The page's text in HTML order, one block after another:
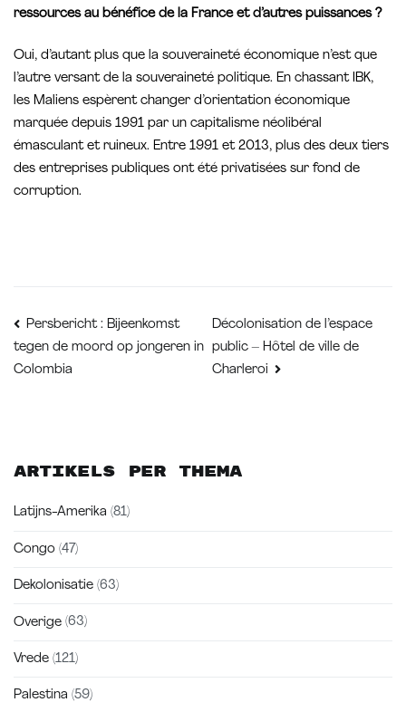
ressources au bénéfice de la France et d’autres puissances ?
Oui, d’autant plus que la souveraineté économique n’est que
l’autre versant de la souveraineté politique. En chassant IBK,
les Maliens espèrent changer d’orientation économique
marquée depuis 1991 par un capitalisme néolibéral
émasculant et ruineux. Entre 1991 et 2013, plus des deux tiers
des entreprises publiques ont été privatisées sur fond de
corruption.
Bericht
navigatie
Persbericht : Bijeenkomst
tegen de moord op jongeren in
Colombia
Décolonisation de l’espace
public – Hôtel de ville de
Charleroi
Artikels per thema
Latijns-Amerika (81)
Congo (47)
Dekolonisatie (63)
Overige (63)
Vrede (121)
Palestina (59)